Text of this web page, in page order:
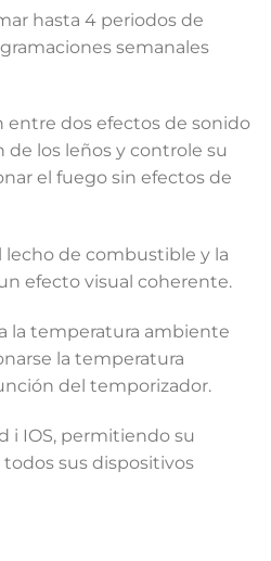
hasta 4 periodos de
semanales
entre dos efectos de sonido
los leños y controle su
el fuego sin efectos de
lecho de combustible y la
efecto visual coherente.
la temperatura ambiente
la temperatura
del temporizador.
i IOS, permitiendo su
sus dispositivos